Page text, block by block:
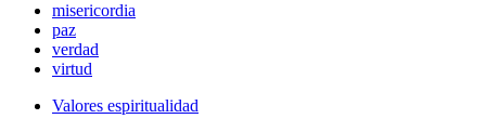
misericordia
paz
verdad
virtud
Valores espiritualidad